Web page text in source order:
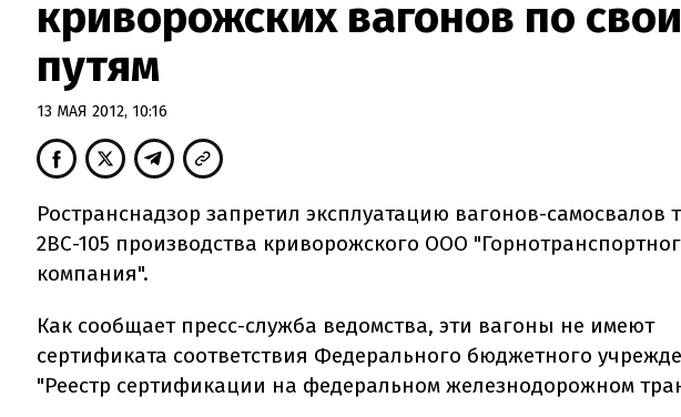
криворожских вагонов по
путям
13 МАЯ 2012, 10:16
Ространснадзор запретил эксплуатацию вагонов-самосвалов
2ВС-105 производства криворожского ООО
компания".
Как сообщает пресс-служба ведомства, эти вагоны не имеют
сертификата соответствия Федерального бюджетного
"Реестр сертификации на федеральном железнодорожном